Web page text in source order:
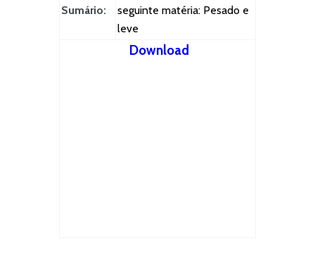
Sumário:
seguinte matéria: Pesado e
leve
Download